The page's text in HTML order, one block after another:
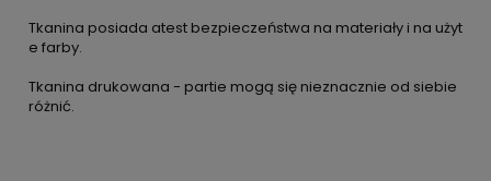
Tkanina posiada atest bezpieczeństwa na materiały i na użyt
e farby.
Tkanina drukowana - partie mogą się nieznacznie od siebie
różnić.